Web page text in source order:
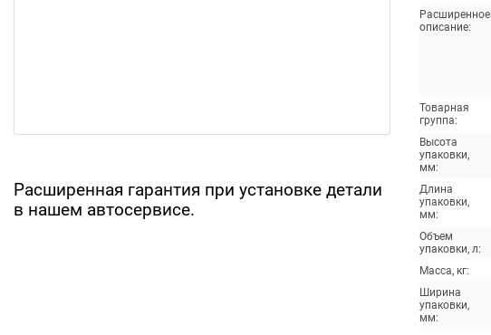
Расширенная гарантия при установке детали
в нашем автосервисе.
Расширенное
описание:
Товарная
группа:
Высота
упаковки,
мм:
Длина
упаковки,
мм:
Объем
упаковки, л:
Масса, кг:
Ширина
упаковки,
мм: